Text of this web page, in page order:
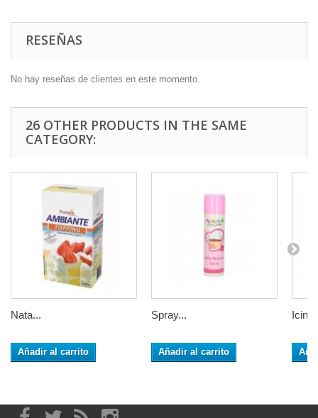
RESEÑAS
No hay reseñas de clientes en este momento.
26 OTHER PRODUCTS IN THE SAME
CATEGORY:
Nata...
Añadir al carrito
Spray...
Añadir al carrito
Icing